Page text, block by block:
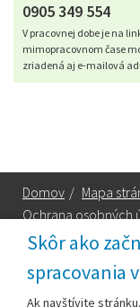
Skôr ako
spracovania
Ak navštívite
0905 349 554
V pracovnej dobe je na
mimopracovnom čase
zriadená aj e-mailová
Domov / Mapa
Ochrana osobných
Technická podpora